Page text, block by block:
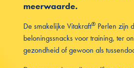
meerwaarde.
De smakelijke Vitakraft® Perlen zijn
beloningssnacks voor training, ter
gezondheid of gewoon als